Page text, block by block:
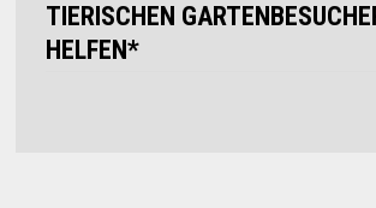
TIERISCHEN
HELFEN*